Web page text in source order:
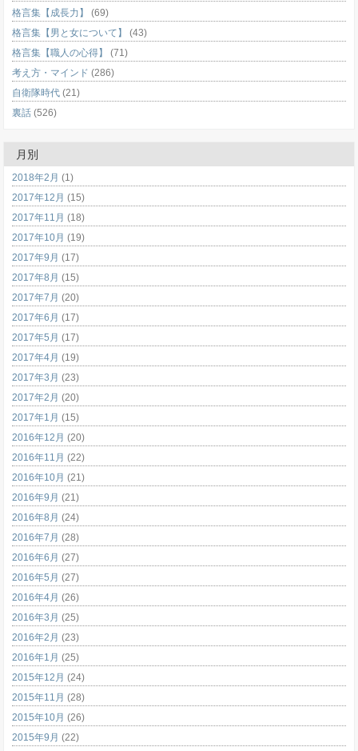
格言集【成長力】
(69)
格言集【男と女について】
(43)
格言集【職人の心得】
(71)
考え方・マインド (286)
自衛隊時代 (21)
裏話 (526)
月別
2018年2月 (1)
2017年12月 (15)
2017年11月 (18)
2017年10月 (19)
2017年9月 (17)
2017年8月 (15)
2017年7月 (20)
2017年6月 (17)
2017年5月 (17)
2017年4月 (19)
2017年3月 (23)
2017年2月 (20)
2017年1月 (15)
2016年12月 (20)
2016年11月 (22)
2016年10月 (21)
2016年9月 (21)
2016年8月 (24)
2016年7月 (28)
2016年6月 (27)
2016年5月 (27)
2016年4月 (26)
2016年3月 (25)
2016年2月 (23)
2016年1月 (25)
2015年12月 (24)
2015年11月 (28)
2015年10月 (26)
2015年9月 (22)